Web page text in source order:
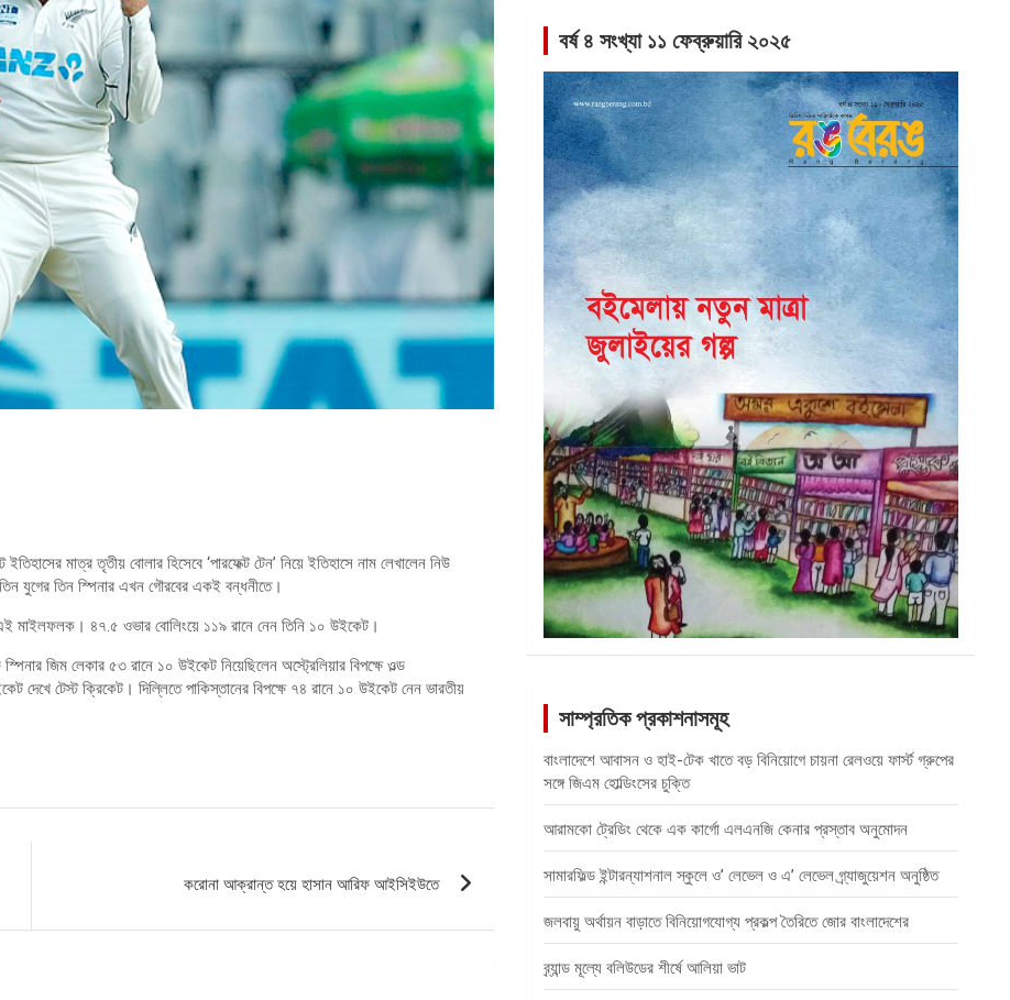
মাত্র তৃতীয় বোলার হিসেবে ‘পারফেক্ট টেন’ নিয়ে ইতিহাসে নাম লেখালেন নিউ
যুগের তিন স্পিনার এখন গৌরবের একই বন্ধনীতে।
এই মাইলফলক। ৪৭.৫ ওভার বোলিংয়ে ১১৯ রানে নেন তিনি ১০ উইকেট।
জিম লেকার ৫৩ রানে ১০ উইকেট নিয়েছিলেন অস্ট্রেলিয়ার বিপক্ষে ওল্ড
টেস্ট ক্রিকেট। দিল্লিতে পাকিস্তানের বিপক্ষে ৭৪ রানে ১০ উইকেট নেন ভারতীয়
করোনা আক্রান্ত হয়ে হাসান আরিফ আইসিইউতে
বর্ষ ৪ সংখ্যা ১১ ফেব্রুয়ারি ২০২৫
সাম্প্রতিক প্রকাশনাসমূহ
বাংলাদেশে আবাসন ও হাই-টেক খাতে বড় বিনিয়োগে চায়না রেলওয়ে ফার্স্ট গ্রুপের
সঙ্গে জিএম হোল্ডিংসের চুক্তি
আরামকো ট্রেডিং থেকে এক কার্গো এলএনজি কেনার প্রস্তাব অনুমোদন
সামারফিল্ড ইন্টারন্যাশনাল স্কুলে ও’ লেভেল ও এ’ লেভেল গ্র্যাজুয়েশন অনুষ্ঠিত
জলবায়ু অর্থায়ন বাড়াতে বিনিয়োগযোগ্য প্রকল্প তৈরিতে জোর বাংলাদেশের
ব্র্যান্ড মূল্যে বলিউডের শীর্ষে আলিয়া ভাট